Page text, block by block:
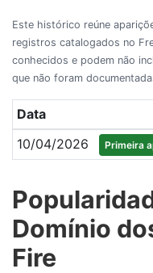
Este histórico reúne
registros catalogados no
conhecidos e podem não
que não foram
Data
10/04/2026
Primeira
Domínio
Fire